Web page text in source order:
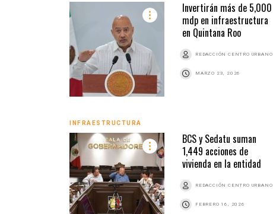
Invertirán más de 5,000
mdp en infraestructura
en Quintana Roo
REDACCIÓN CENTRO URBANO
MARZO 23, 2026
INFRAESTRUCTURA
BCS y Sedatu suman
1,449 acciones de
vivienda en la entidad
REDACCIÓN CENTRO URBANO
FEBRERO 16, 2026